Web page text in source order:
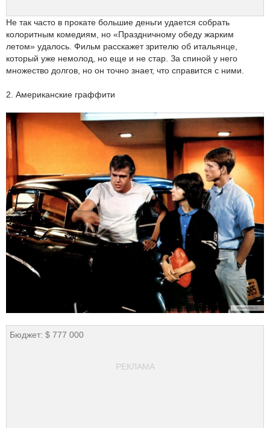
Не так часто в прокате большие деньги удается собрать
колоритным комедиям, но «Праздничному обеду жарким
летом» удалось. Фильм расскажет зрителю об итальянце,
который уже немолод, но еще и не стар. За спиной у него
множество долгов, но он точно знает, что справится с ними.
2. Американские граффити
Бюджет: $ 777 000
РЕКЛАМА